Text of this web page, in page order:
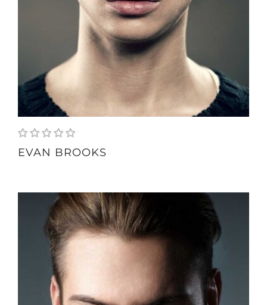
EVAN BROOKS
height185 cm
weight80 kg
bust114 cm
weist
hips 74 cm